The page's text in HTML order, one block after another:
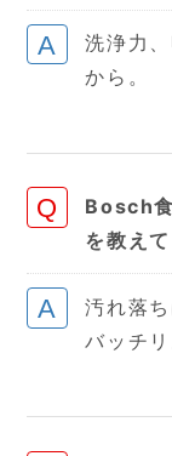
洗浄力
から。
Bosch
を教えて
汚れ落
バッチ